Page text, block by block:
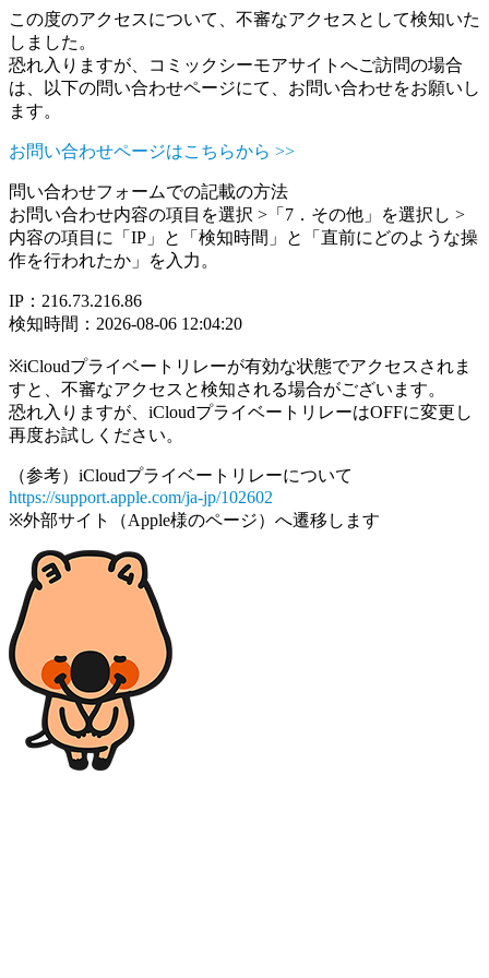
この度のアクセスについて、不審なアクセスとして検知いた
しました。
恐れ入りますが、コミックシーモアサイトへご訪問の場合
は、以下の問い合わせページにて、お問い合わせをお願いし
ます。
お問い合わせページはこちらから >>
問い合わせフォームでの記載の方法
お問い合わせ内容の項目を選択 >「7．その他」を選択し >
内容の項目に「IP」と「検知時間」と「直前にどのような操
作を行われたか」を入力。
IP：216.73.216.86
検知時間：2026-08-06 12:04:20
※iCloudプライベートリレーが有効な状態でアクセスされま
すと、不審なアクセスと検知される場合がございます。
恐れ入りますが、iCloudプライベートリレーはOFFに変更し
再度お試しください。
（参考）iCloudプライベートリレーについて
https://support.apple.com/ja-jp/102602
※外部サイト（Apple様のページ）へ遷移します